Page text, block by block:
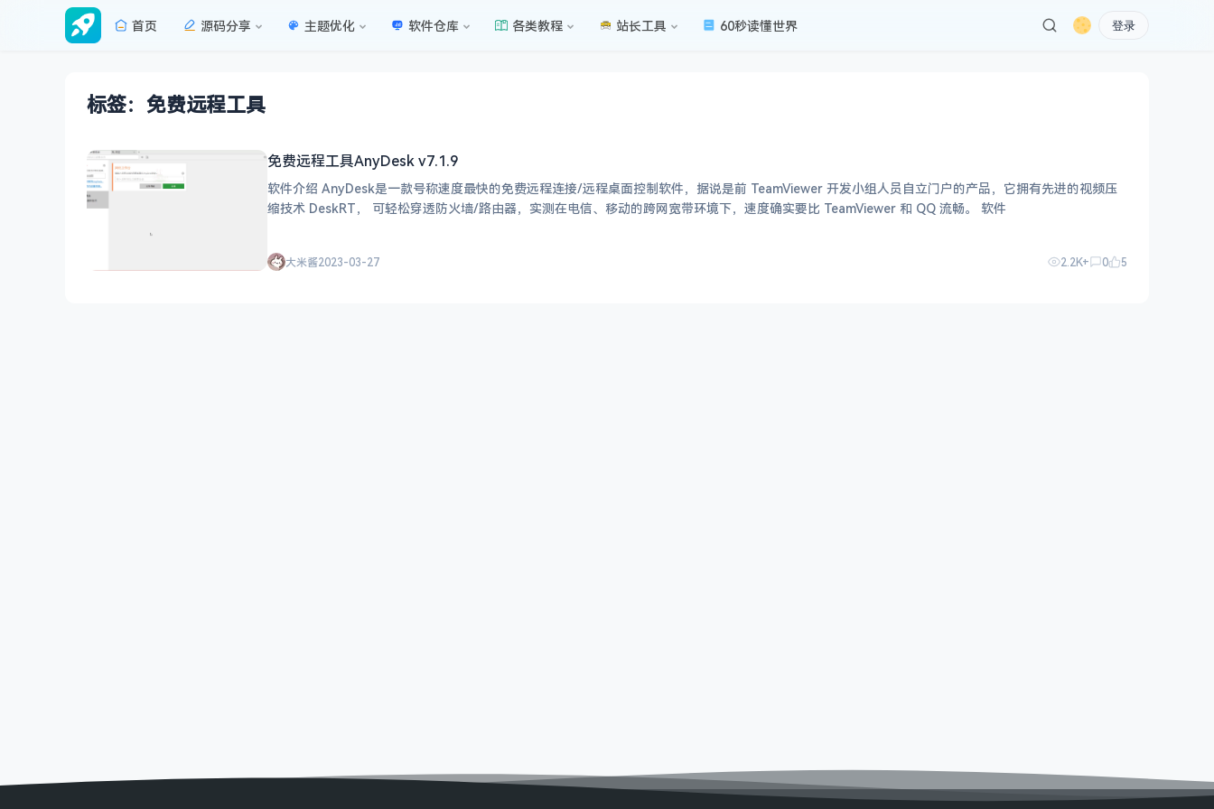
首页 源码分享 主题优化 软件仓库 各类教程 站长工具 60秒读懂世界 登录
标签：免费远程工具
免费远程工具AnyDesk v7.1.9
软件介绍 AnyDesk是一款号称速度最快的免费远程连接/远程桌面控制软件，据说是前 TeamViewer 开发小组人员自立门户的产品，它拥有先进的视频压
缩技术 DeskRT， 可轻松穿透防火墙/路由器，实测在电信、移动的跨网宽带环境下，速度确实要比 TeamViewer 和 QQ 流畅。 软件
大米酱2023-03-27 2.2K+ 0 5